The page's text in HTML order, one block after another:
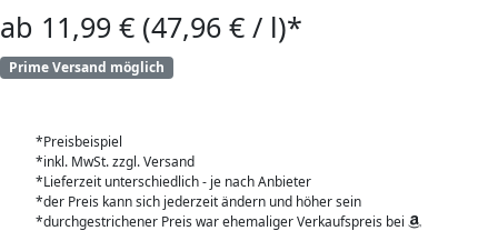
ab 11,99 € (47,96 € / l)*
Prime Versand möglich
*Preisbeispiel
*inkl. MwSt. zzgl. Versand
*Lieferzeit unterschiedlich - je nach Anbieter
*der Preis kann sich jederzeit ändern und höher sein
*durchgestrichener Preis war ehemaliger Verkaufspreis bei